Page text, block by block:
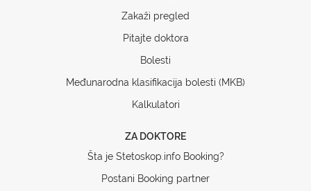
Zakaži pregled
Pitajte doktora
Bolesti
Međunarodna klasifikacija bolesti (MKB)
Kalkulatori
ZA DOKTORE
Šta je Stetoskop.info Booking?
Postani Booking partner